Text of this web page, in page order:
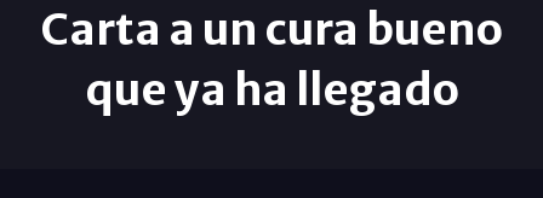
Carta a un cura bueno
que ya ha llegado